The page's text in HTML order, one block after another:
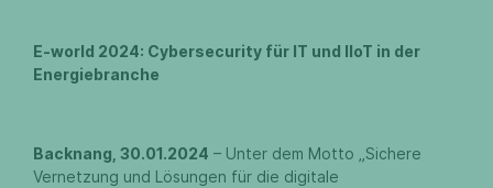
E-world 2024: Cybersecurity für IT und IIoT in der
Energiebranche
Backnang, 30.01.2024 – Unter dem Motto „Sichere
Vernetzung und Lösungen für die digitale